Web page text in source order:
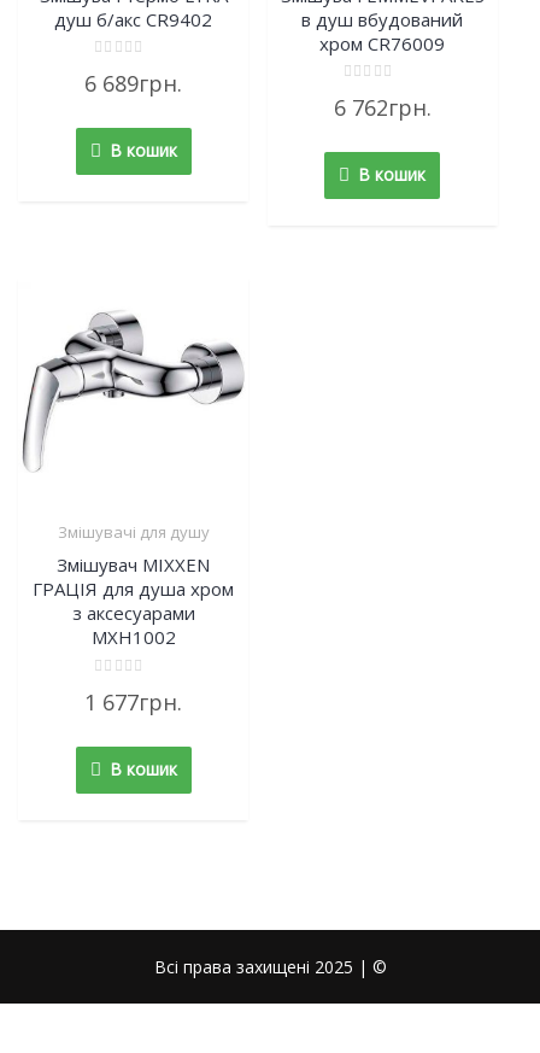
душ б/акс CR9402
0
5
6 689грн.
В кошик
в душ вбудований
хром CR76009
0
5
6 762грн.
В кошик
Змішувачі для душу
Змішувач MIXXEN
ГРАЦІЯ для душа хром
з аксесуарами
MXН1002
5
1 677грн.
В кошик
Всі права захищені 2025 | ©